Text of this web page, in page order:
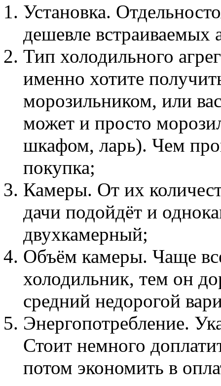
Установка.
дешевле встраиваемых
Тип холодильного
именно хотите
морозильником, или
может и просто
шкафом, ларь). Чем
покупка;
Камеры. От их
дачи подойдёт и
двухкамерный;
Объём камеры. Чаще
холодильник, тем он
средний недорогой
Энергопотребление.
Стоит немного
потом экономить в